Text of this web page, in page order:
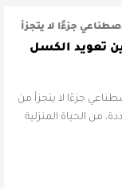
جزءًا لا يتجزأ
تعويد الكسل
جزءًا لا يتجزأ من
من الحياة المنزلية